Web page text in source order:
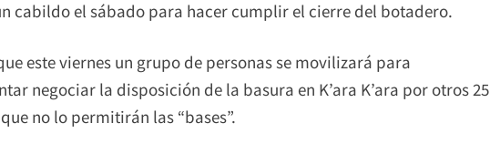
cabildo el sábado para hacer cumplir el cierre del botadero.
este viernes un grupo de personas se movilizará para
negociar la disposición de la basura en K’ara K’ara por otros 25
no lo permitirán las “bases”.